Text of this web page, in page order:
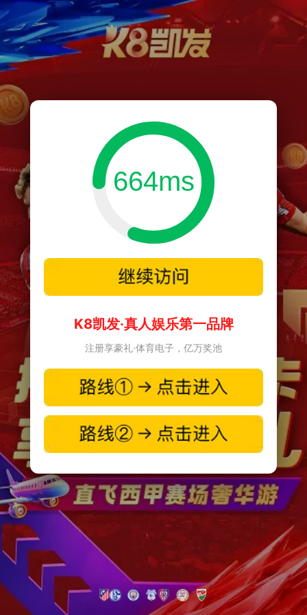
664ms
K8凯发·真人娱乐第一品牌
注册享豪礼·体育电子，亿万奖池